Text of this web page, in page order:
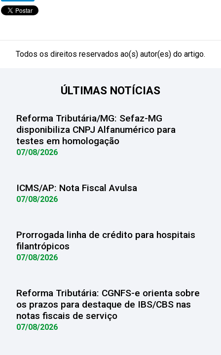
Todos os direitos reservados ao(s) autor(es) do artigo.
ÚLTIMAS NOTÍCIAS
Reforma Tributária/MG: Sefaz-MG
disponibiliza CNPJ Alfanumérico para
testes em homologação
07/08/2026
ICMS/AP: Nota Fiscal Avulsa
07/08/2026
Prorrogada linha de crédito para hospitais
filantrópicos
07/08/2026
Reforma Tributária: CGNFS-e orienta sobre
os prazos para destaque de IBS/CBS nas
notas fiscais de serviço
07/08/2026